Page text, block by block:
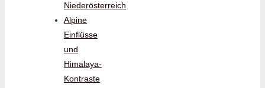
Niederösterreich
Alpine
Einflüsse
und
Himalaya-
Kontraste